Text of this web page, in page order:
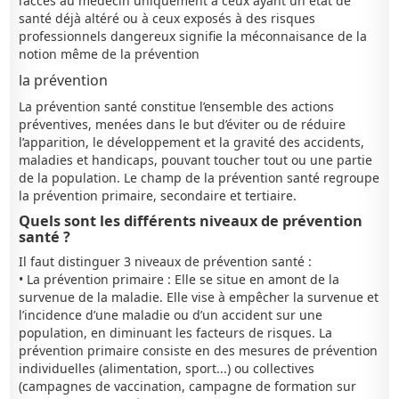
santé déjà altéré ou à ceux exposés à des risques
professionnels dangereux signifie la méconnaisance de la
notion même de la prévention
la prévention
La prévention santé constitue l’ensemble des actions
préventives, menées dans le but d’éviter ou de réduire
l’apparition, le développement et la gravité des accidents,
maladies et handicaps, pouvant toucher tout ou une partie
de la population. Le champ de la prévention santé regroupe
la prévention primaire, secondaire et tertiaire.
Quels sont les différents niveaux de prévention
santé ?
Il faut distinguer 3 niveaux de prévention santé :
• La prévention primaire : Elle se situe en amont de la
survenue de la maladie. Elle vise à empêcher la survenue et
l’incidence d’une maladie ou d’un accident sur une
population, en diminuant les facteurs de risques. La
prévention primaire consiste en des mesures de prévention
individuelles (alimentation, sport...) ou collectives
(campagnes de vaccination, campagne de formation sur